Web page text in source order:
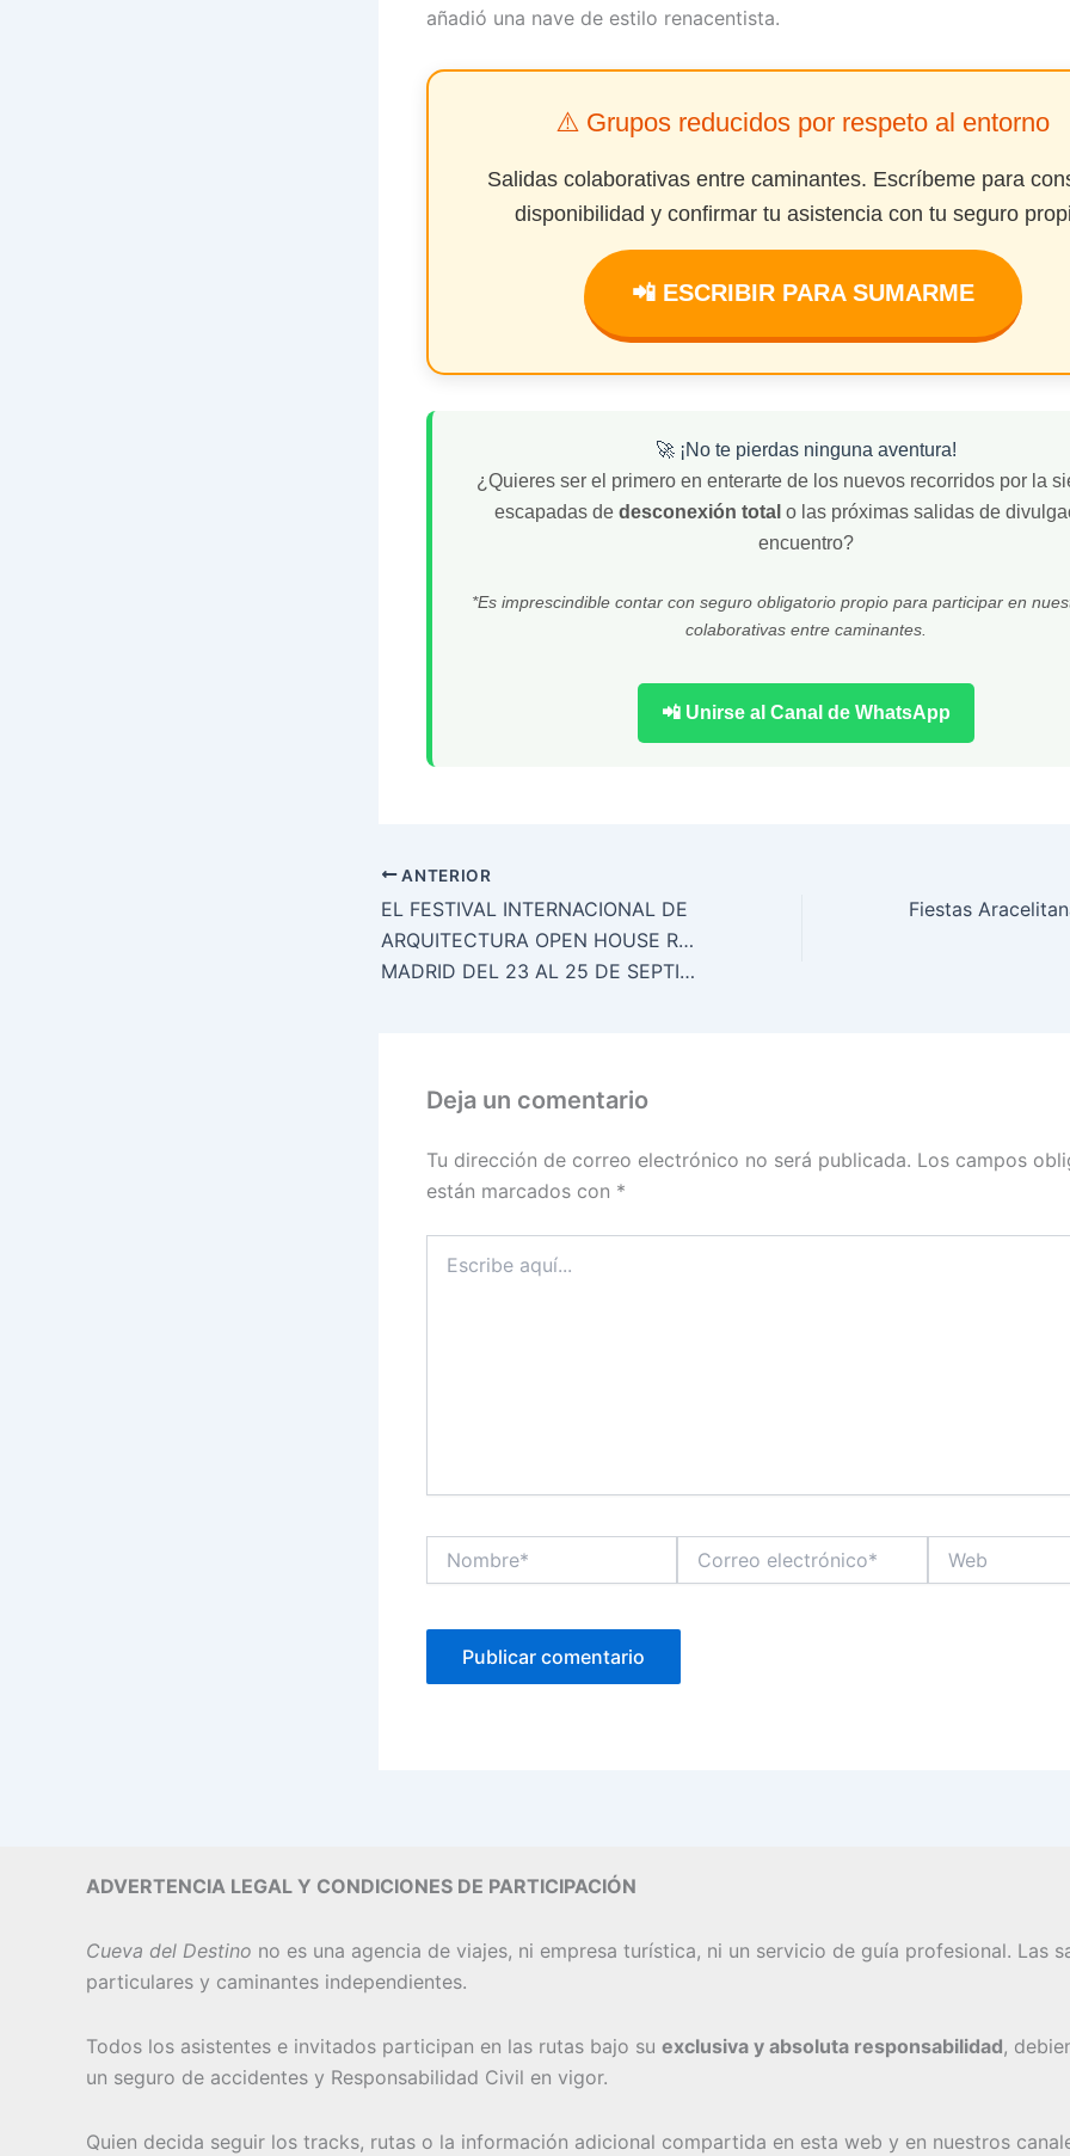
añadió una nave de estilo renacentista.
⚠️ Grupos reducidos por respeto al entorno
Salidas colaborativas entre caminantes. Escríbeme para
disponibilidad y confirmar tu asistencia con tu seguro
📲 ESCRIBIR PARA SUMARME
🚀 ¡No te pierdas ninguna aventura!
¿Quieres ser el primero en enterarte de los nuevos recorridos por la
escapadas de desconexión total o las próximas salidas de
encuentro?
*Es imprescindible contar con seguro obligatorio propio para participar en
colaborativas entre caminantes.
📲 Unirse al Canal de WhatsApp
ANTERIOR
EL FESTIVAL INTERNACIONAL DE
ARQUITECTURA OPEN HOUSE REGRESA A
MADRID DEL 23 AL 25 DE SEPTIEMBRE
Deja un comentario
Tu dirección de correo electrónico no será publicada. Los campos
están marcados con *
aquí...
electrónico*
ADVERTENCIA LEGAL Y CONDICIONES DE PARTICIPACIÓN
Cueva del Destino no es una agencia de viajes, ni empresa turística, ni un servicio de guía profesional. Las
particulares y caminantes independientes.
Todos los asistentes e invitados participan en las rutas bajo su exclusiva y absoluta responsabilidad,
un seguro de accidentes y Responsabilidad Civil en vigor.
Quien decida seguir los tracks, rutas o la información adicional compartida en esta web y en nuestros